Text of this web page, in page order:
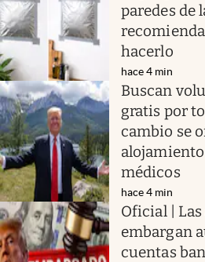
paredes de
hacerlo
hace 4 min
Buscan
gratis por
cambio se
médicos
hace 4 min
Oficial |
embargan
cuentas